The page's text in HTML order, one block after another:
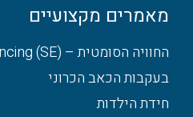
מאמרים מקצועיים
החוויה הסומטית – Somatic Experiencing (SE)
בעקבות הכאב הכרוני
חידת הילדות